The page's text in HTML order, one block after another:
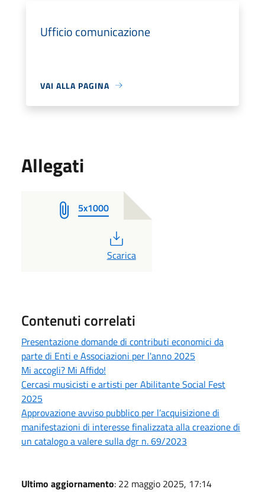
Ufficio comunicazione
VAI ALLA PAGINA
Allegati
5x1000
PDF
Scarica
Contenuti correlati
Presentazione domande di contributi economici da
parte di Enti e Associazioni per l'anno 2025
Mi accogli? Mi Affido!
Cercasi musicisti e artisti per Abilitante Social Fest
2025
Approvazione avviso pubblico per l’acquisizione di
manifestazioni di interesse finalizzata alla creazione di
un catalogo a valere sulla dgr n. 69/2023
Ultimo aggiornamento: 22 maggio 2025, 17:14